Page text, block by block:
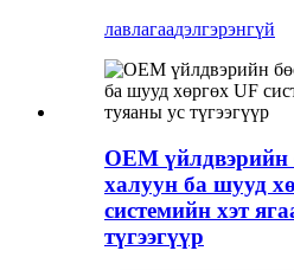
лавлагаадэлгэрэнгүй
OEM
халуун ба шууд
системийн хэт
түгээгүүр